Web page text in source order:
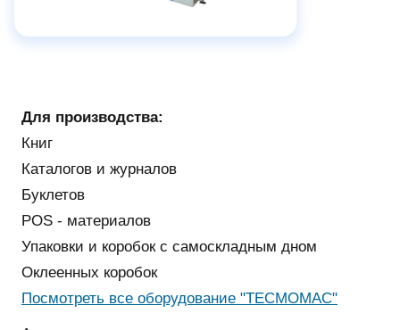
Для производства:
Книг
Каталогов и журналов
Буклетов
POS - материалов
Упаковки и коробок с самоскладным дном
Оклеенных коробок
Посмотреть все оборудование "TECMOMAC"